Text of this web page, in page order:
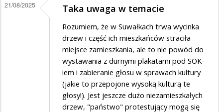
21/08/2025 Taka uwaga w temacie
Rozumiem, że w Suwałkach trwa wycinka
drzew i część ich mieszkańców straciła
miejsce zamieszkania, ale to nie powód do
wystawania z durnymi plakatami pod SOK-
iem i zabieranie głosu w sprawach kultury
(jakie to przepojone wysoką kulturą te
głosy!). Jest jeszcze dużo niezamieszkałych
drzew, "państwo" protestujący mogą się